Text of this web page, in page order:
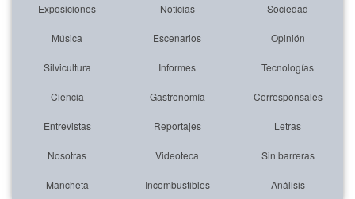
Exposiciones Noticias Sociedad
Música Escenarios Opinión
Silvicultura Informes Tecnologías
Ciencia Gastronomía Corresponsales
Entrevistas Reportajes Letras
Nosotras Videoteca Sin barreras
Mancheta Incombustibles Análisis